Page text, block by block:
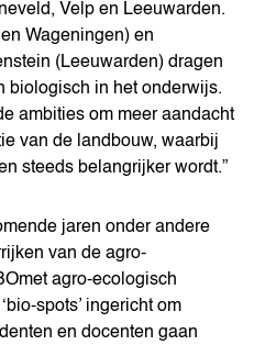
Velp en Leeuwarden.
Wageningen) en
(Leeuwarden) dragen
biologisch in het onderwijs.
ambities om meer aandacht
van de landbouw, waarbij
steeds belangrijker wordt.”
jaren onder andere
van de agro-
agro-ecologisch
spots’ ingericht om
en docenten gaan